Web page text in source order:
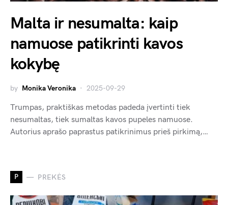
Malta ir nesumalta: kaip
namuose patikrinti kavos
kokybę
by Monika Veronika 2025-09-29
Trumpas, praktiškas metodas padeda įvertinti tiek
nesumaltas, tiek sumaltas kavos pupeles namuose.
Autorius aprašo paprastus patikrinimus prieš pirkimą,…
P PREKĖS